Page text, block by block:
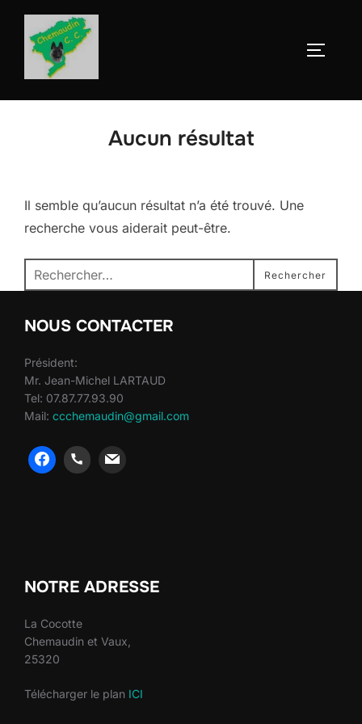
Aller
contenu
Aucun résultat
Il semble qu’aucun résultat n’a été trouvé. Une
recherche vous aiderait peut-être.
Recherche
pour :
Rechercher
NOUS CONTACTER
Président:
Mr. Jean-Michel LARTAUD
Tel: 07.87.77.93.90
Mail: ccchemaudin@gmail.com
NOTRE ADRESSE
La Cocotte
Chemaudin et Vaux,
25320
Télécharger le plan ICI